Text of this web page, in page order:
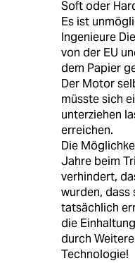
Soft oder
Es ist
Ingenieure
von der EU
dem Papier
Der Motor
müsste sich
unterziehen
erreichen.
Die
Jahre beim
verhindert,
wurden, dass
tatsächlich
die
durch
Technologie!